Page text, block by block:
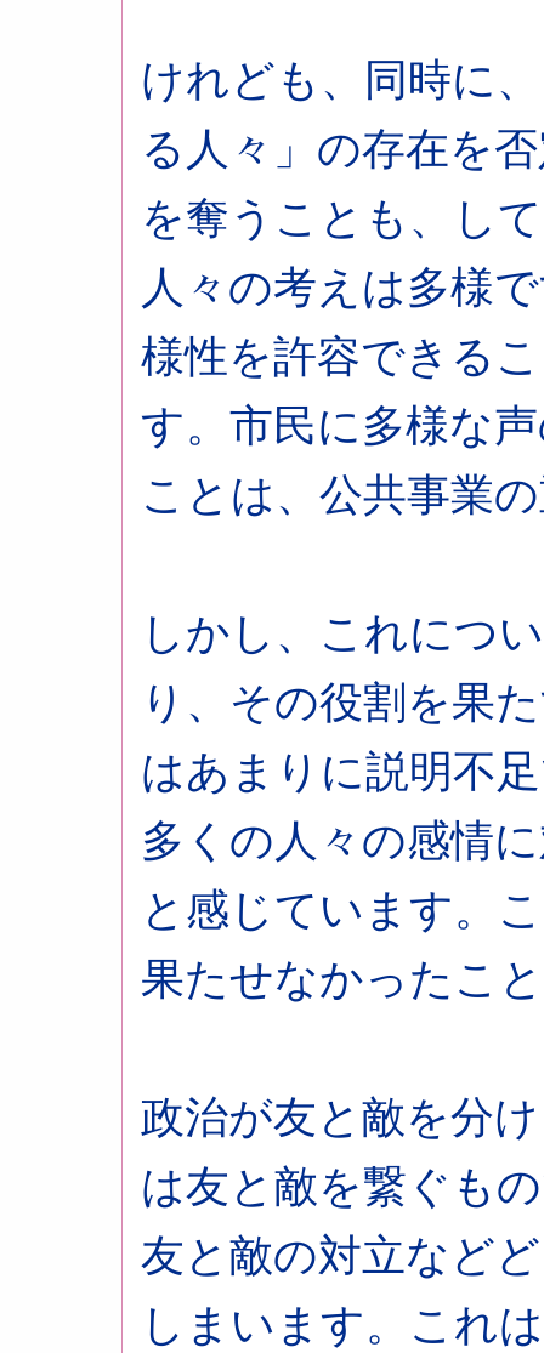
けれども、同時に
る人々」の存在を
を奪うことも、し
人々の考えは多様
様性を許容できる
す。市民に多様な
ことは、公共事業
しかし、これにつ
り、その役割を果
はあまりに説明不
多くの人々の感情
と感じています。
果たせなかったこ
政治が友と敵を分
は友と敵を繋ぐも
友と敵の対立など
しまいます。これ